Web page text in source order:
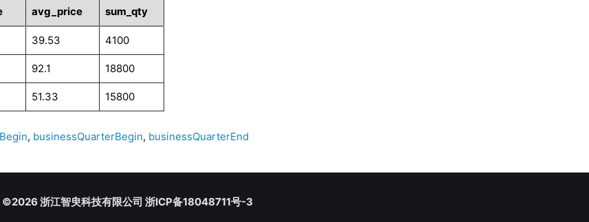
avg_price sum_qty
39.53 4100
92.1 18800
51.33 15800
, businessQuarterBegin, businessQuarterEnd
©2026 浙江智臾科技有限公司 浙ICP备18048711号-3